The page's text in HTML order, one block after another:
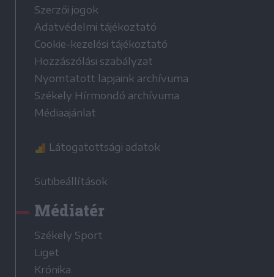
Szerzői jogok
Adatvédelmi tájékoztató
Cookie-kezelési tájékoztató
Hozzászólási szabályzat
Nyomtatott lapjaink archívuma
Székely Hírmondó archívuma
Médiaajánlat
Látogatottsági adatok
Sütibeállítások
Médiatér
Székely Sport
Liget
Krónika